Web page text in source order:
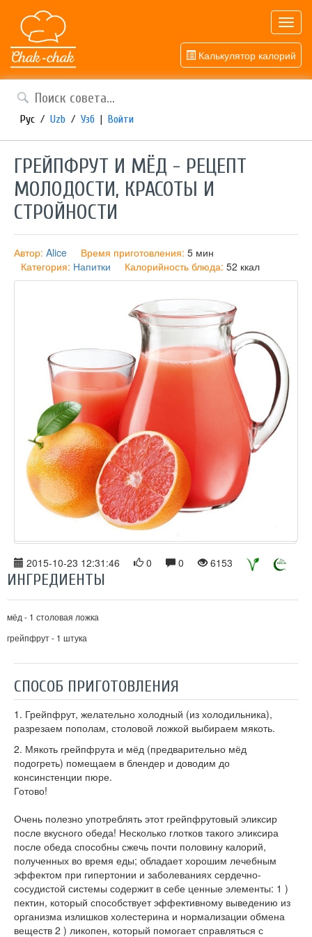
Калькулятор калорий
Рус / Uzb / Узб | Войти
ГРЕЙПФРУТ И МЁД - РЕЦЕПТ
МОЛОДОСТИ, КРАСОТЫ И
СТРОЙНОСТИ
Автор: Alice Время приготовления: 5 мин
Категория: Напитки Калорийность блюда: 52 ккал
2015-10-23 12:31:46 0 0 6153
ИНГРЕДИЕНТЫ
мёд - 1 столовая ложка
грейпфрут - 1 штука
СПОСОБ ПРИГОТОВЛЕНИЯ
1. Грейпфрут, желательно холодный (из холодильника),
разрезаем пополам, столовой ложкой выбираем мякоть.
2. Мякоть грейпфрута и мёд (предварительно мёд
подогреть) помещаем в блендер и доводим до
консинстенции пюре.
Готово!
Очень полезно употреблять этот грейпфрутовый эликсир
после вкусного обеда! Несколько глотков такого эликсира
после обеда способны сжечь почти половину калорий,
полученных во время еды; обладает хорошим лечебным
эффектом при гипертонии и заболеваниях сердечно-
сосудистой системы содержит в себе ценные элементы: 1 )
пектин, который способствует эффективному выведению из
организма излишков холестерина и нормализации обмена
веществ 2 ) ликопен, который помогает справляться с